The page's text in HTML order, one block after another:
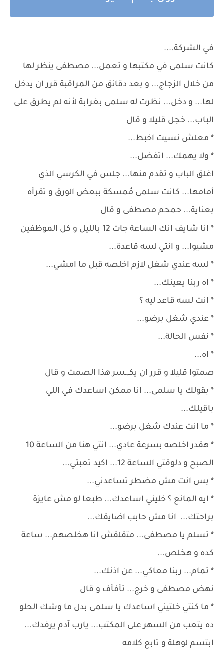
في الشركة....
كانت سلمى في مكتبها و تعمل... مصطفى ينظر لها
من خلال الزجاج... و بعد دقائق من المراقبة قرر ان يدخل
لها... و دخل... نظرت له سلمى بغرابة لأنه لم يطرق على
الباب... خجل قليلا و قال
* معلش نسيت اخبط...
* ولا يهمك... اتفضل...
اغلق الباب و تقدم منها... جلس في الكرسي الذي
أمامها... كانت سلمى مُمسكة ببعض الورق و تقرأه
بعناية... حمحم مصطفى و قال
* انا شايف انك الساعة جات 12 بالليل و كل الموظفين
مشيوا... و انتي لسه قاعدة...
* لسه عندي شغل لازم اخلصه قبل ما امشي...
* اه ربنا يعينك...
* انت لسه قاعد ليه ؟
* عندي شغل برضو...
* نفس الحالة...
* اه...
صمتوا قليلا و قرر ان يكـ,ـسر هذا الصمت و قال
* بقولك يا سلمى... انا ممكن اساعدك في اللي
باقيلك...
* ما انت عندك شغل برضو...
* هقدر اخلصه بسرعة عادي... انتي هنا من الساعة 10
الصبح و دلوقتي الساعة 12... اكيد تعبتي...
* بس انت مش مضطر تساعدني...
* ايه المانع ؟ خليني اساعدك... طبعا لو مش عايزة
براحتك... انا مش حابب اضايقك...
* تسلم يا مصطفى... متقلقش انا هخلصهم... ساعة
كده و هخلص...
* تمام... ربنا معاكي... عن اذنك...
نهض مصطفى و خرج... تأفأف و قال
* ما كنتي خلتيني اساعدك يا سلمى بدل ما وشك الحلو
ده يتعب من السهر على المكتب... يارب آدم يرفدك...
ابتسم لوهلة و تابع كلامه